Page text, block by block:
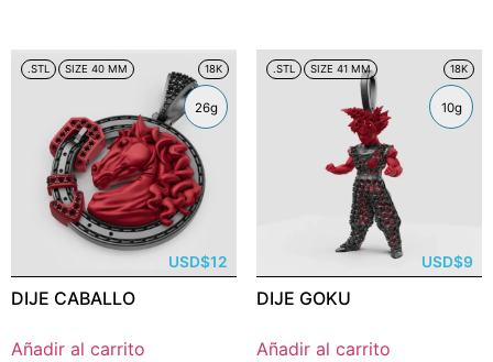
.STL SIZE 40 MM 18K
26g
USD$12
DIJE CABALLO
Añadir al carrito
.STL SIZE 41 MM 18K
10g
USD$9
DIJE GOKU
Añadir al carrito